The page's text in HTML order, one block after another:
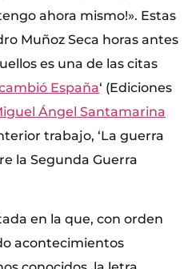
ahora mismo!». Estas
Muñoz Seca horas antes
es una de las citas
España‘ (Ediciones
Ángel Santamarina
trabajo, ‘La guerra
la Segunda Guerra
en la que, con orden
acontecimientos